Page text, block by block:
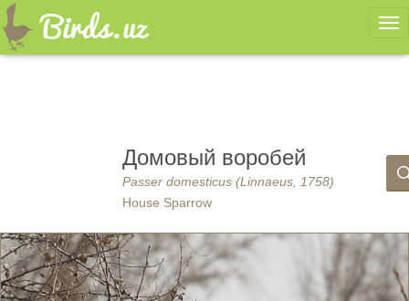
Домовый воробей
Passer domesticus (Linnaeus, 1758)
House Sparrow